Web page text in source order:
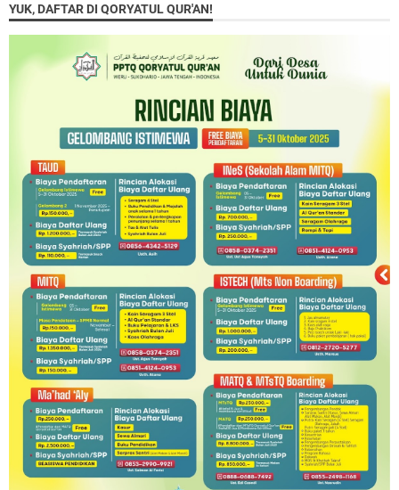
YUK, DAFTAR DI QORYATUL QUR'AN!